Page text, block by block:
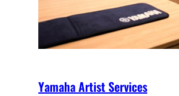
Yamaha Artist Services